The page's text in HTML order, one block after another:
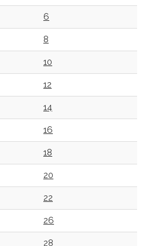
6
8
10
12
14
16
18
20
22
26
28